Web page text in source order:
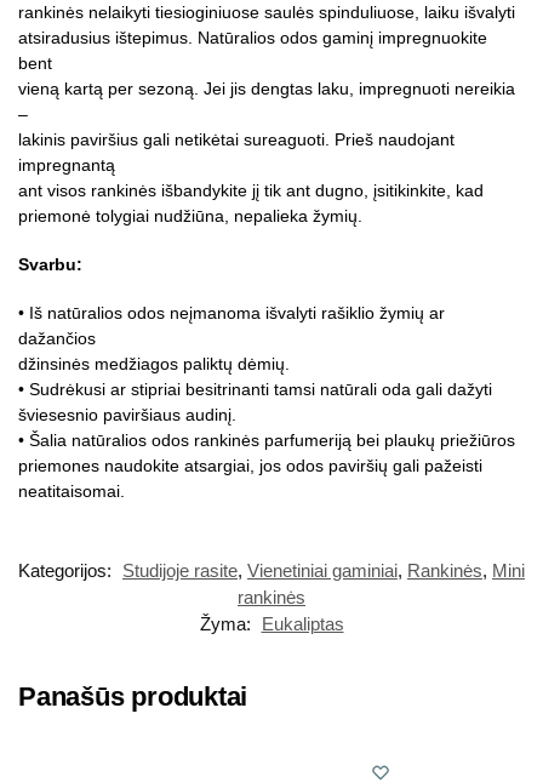
rankinės nelaikyti tiesioginiuose saulės spinduliuose, laiku išvalyti
atsiradusius ištepimus. Natūralios odos gaminį impregnuokite
bent
vieną kartą per sezoną. Jei jis dengtas laku, impregnuoti nereikia
–
lakinis paviršius gali netikėtai sureaguoti. Prieš naudojant
impregnantą
ant visos rankinės išbandykite jį tik ant dugno, įsitikinkite, kad
priemonė tolygiai nudžiūna, nepalieka žymių.
Svarbu:
• Iš natūralios odos neįmanoma išvalyti rašiklio žymių ar
dažančios
džinsinės medžiagos paliktų dėmių.
• Sudrėkusi ar stipriai besitrinanti tamsi natūrali oda gali dažyti
šviesesnio paviršiaus audinį.
• Šalia natūralios odos rankinės parfumeriją bei plaukų priežiūros
priemones naudokite atsargiai, jos odos paviršių gali pažeisti
neatitaisomai.
Kategorijos: Studijoje rasite, Vienetiniai gaminiai, Rankinės, Mini
rankinės
Žyma:
Eukaliptas
Panašūs produktai